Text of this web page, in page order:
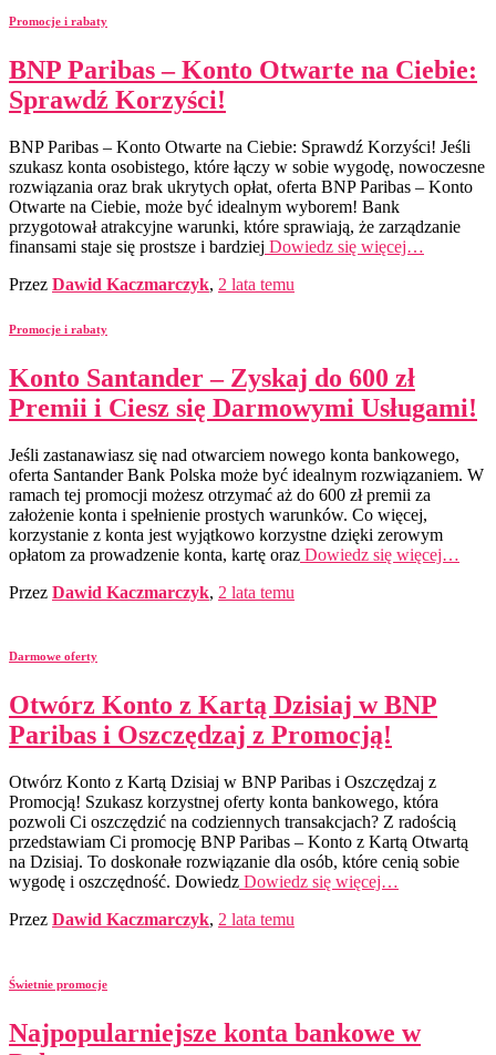
Promocje i rabaty
BNP Paribas – Konto Otwarte na Ciebie:
Sprawdź Korzyści!
BNP Paribas – Konto Otwarte na Ciebie: Sprawdź Korzyści! Jeśli
szukasz konta osobistego, które łączy w sobie wygodę, nowoczesne
rozwiązania oraz brak ukrytych opłat, oferta BNP Paribas – Konto
Otwarte na Ciebie, może być idealnym wyborem! Bank
przygotował atrakcyjne warunki, które sprawiają, że zarządzanie
finansami staje się prostsze i bardziej Dowiedz się więcej…
Przez Dawid Kaczmarczyk, 2 lata temu
Promocje i rabaty
Konto Santander – Zyskaj do 600 zł
Premii i Ciesz się Darmowymi Usługami!
Jeśli zastanawiasz się nad otwarciem nowego konta bankowego,
oferta Santander Bank Polska może być idealnym rozwiązaniem. W
ramach tej promocji możesz otrzymać aż do 600 zł premii za
założenie konta i spełnienie prostych warunków. Co więcej,
korzystanie z konta jest wyjątkowo korzystne dzięki zerowym
opłatom za prowadzenie konta, kartę oraz Dowiedz się więcej…
Przez Dawid Kaczmarczyk, 2 lata temu
Darmowe oferty
Otwórz Konto z Kartą Dzisiaj w BNP
Paribas i Oszczędzaj z Promocją!
Otwórz Konto z Kartą Dzisiaj w BNP Paribas i Oszczędzaj z
Promocją! Szukasz korzystnej oferty konta bankowego, która
pozwoli Ci oszczędzić na codziennych transakcjach? Z radością
przedstawiam Ci promocję BNP Paribas – Konto z Kartą Otwartą
na Dzisiaj. To doskonałe rozwiązanie dla osób, które cenią sobie
wygodę i oszczędność. Dowiedz Dowiedz się więcej…
Przez Dawid Kaczmarczyk, 2 lata temu
Świetnie promocje
Najpopularniejsze konta bankowe w